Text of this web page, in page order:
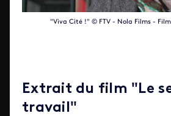
"Viva Cité !" © FTV - Nola Films -
Extrait du film "Le
travail"